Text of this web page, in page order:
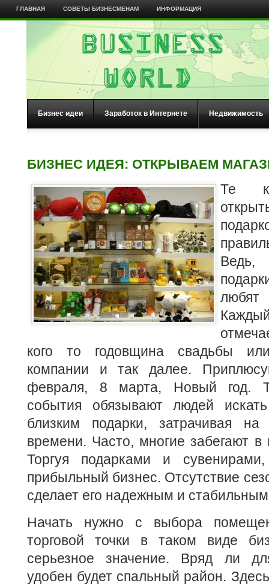
ГЛАВНАЯ СОВЕТЫ БИЗНЕСМЕНАМ ИНФОРМАЦИЯ
Бизнес идеи Заработок в Интернете Недвижимость
БИЗНЕС ИДЕЯ: ОТКРЫВАЕМ
Те
Ведь,
любят
кого то годовщина свадьбы
компании и так далее.
февраля, 8 марта, Новый год.
события обязывают людей
близким подарки, затрачивая
времени. Часто, многие забегают в
Торгуя подарками и
прибыльный бизнес. Отсутствие
сделает его надежным и
Начать нужно с выбора
торговой точки в таком виде
серьезное значение. Вряд ли
удобен будет спальный район.